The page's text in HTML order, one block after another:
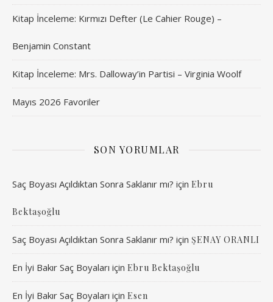
Kitap İnceleme: Kırmızı Defter (Le Cahier Rouge) –
Benjamin Constant
Kitap İnceleme: Mrs. Dalloway’in Partisi – Virginia Woolf
Mayıs 2026 Favoriler
SON YORUMLAR
Saç Boyası Açıldıktan Sonra Saklanır mı? için Ebru
Bektaşoğlu
Saç Boyası Açıldıktan Sonra Saklanır mı? için ŞENAY ORANLI
En İyi Bakır Saç Boyaları için Ebru Bektaşoğlu
En İyi Bakır Saç Boyaları için Esen